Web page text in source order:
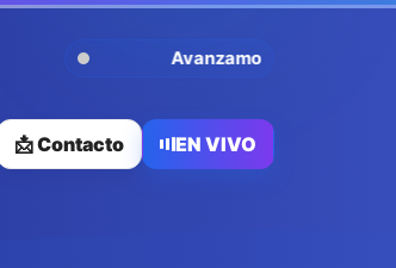
Avanzamos Contigo
📩 Contacto EN VIVO